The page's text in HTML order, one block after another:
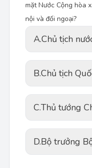
mặt Nước Cộng hòa
nội và đối ngoại?
A.Chủ tịch
B.Chủ tịch
C.Thủ tướng
D.Bộ trưởng